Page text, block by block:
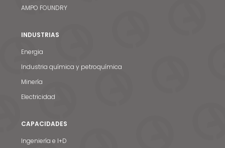
AMPO FOUNDRY
INDUSTRIAS
Energia
Industria química y petroquímica
Minería
Electricidad
CAPACIDADES
Ingeniería e I+D